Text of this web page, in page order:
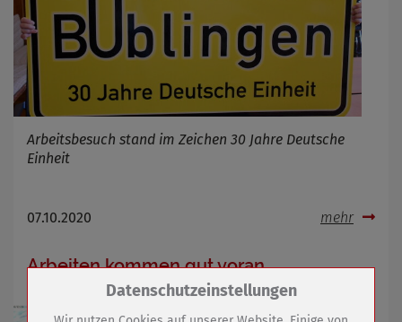
Arbeitsbesuch stand im Zeichen 30 Jahre Deutsche
Einheit
07.10.2020 mehr
Arbeiten kommen gut voran
Zum Betrieb der Seite notwendige Cookies /
Datenschutzeinstellungen